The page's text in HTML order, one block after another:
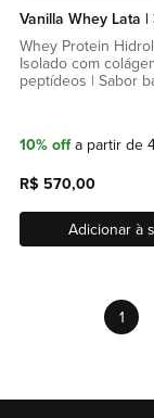
Vanilla Whey Lata
Whey Protein
Isolado com
peptídeos | Sabor
10% offa partir de
R$ 570,00
Adicionar à
1